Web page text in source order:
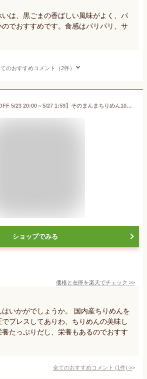
は、黒ごまの香ばしい風味がよく、パ
のでおすすめです。食感はパリパリ、サ
のおすすめコメント（2件）
【期間限定10%OFF 5/23 20:00～5/27 1:59】そのまんまちりめん10g×10個 送料無料 国内産ちりめん 無添加食品 毎日食べるおさかな習慣 お年寄りやお子様のおやつに 高たんぱく EPA DHA 薄焼き ちりめん せんべい Ca補給 カルシウム不足に 珍味 オカベ お買い物マラソン
ショップでみる
価格と在庫を楽天でチェック >>
いかがでしょうか。 国内産ちりめんを
プレスしてありわ、ちりめんの美味し
たっぷりだし、栄養もあるのでおすす
全てのおすすめコメント (1件) >